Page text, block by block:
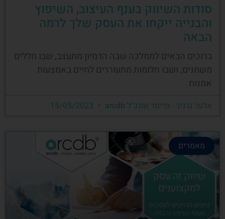
סודות השיווק בענף העיצוב, השיפוץ
והבנייה ייקחו את העסק שלך לרמה
הבאה
ברוכים הבאים לממלכה שבה הדמיון מתעצב, שבו חללים
משתנים, ושבו חלומות מתעוררים לחיים באמצעות
אמנות
אלעד גרגיר - מייסד ומנכ"ל arcdb
מאמרים